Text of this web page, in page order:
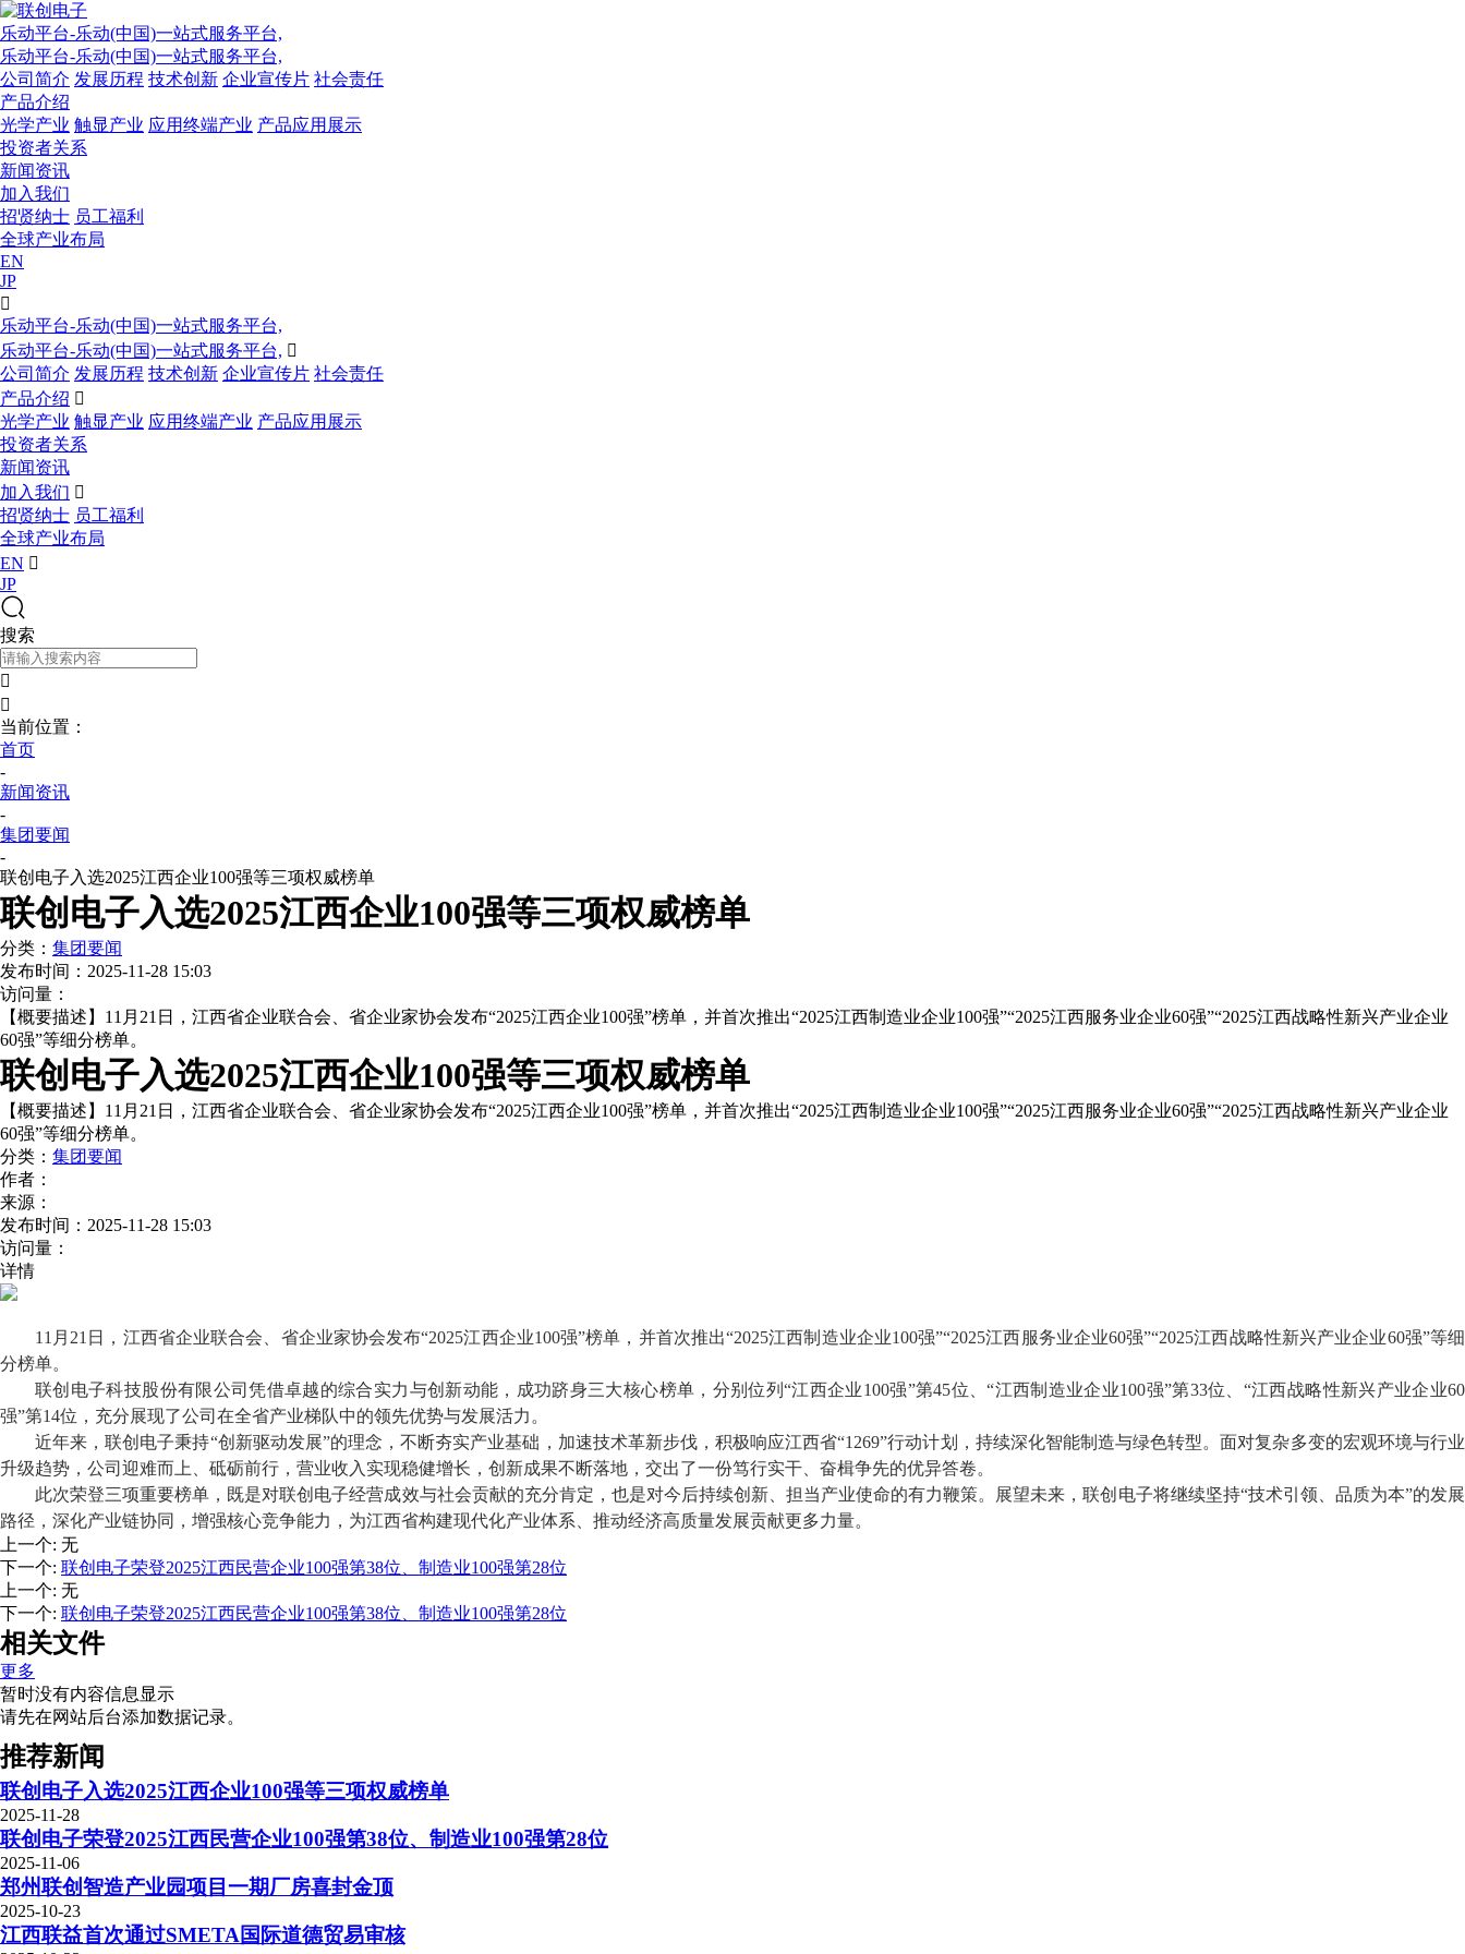
乐动平台-乐动(中国)一站式服务平台,
乐动平台-乐动(中国)一站式服务平台,
公司简介 发展历程 技术创新 企业宣传片 社会责任
产品介绍
光学产业 触显产业 应用终端产业 产品应用展示
投资者关系
新闻资讯
加入我们
招贤纳士 员工福利
全球产业布局
EN
JP

乐动平台-乐动(中国)一站式服务平台,
乐动平台-乐动(中国)一站式服务平台, 
公司简介 发展历程 技术创新 企业宣传片 社会责任
产品介绍 
光学产业 触显产业 应用终端产业 产品应用展示
投资者关系
新闻资讯
加入我们 
招贤纳士 员工福利
全球产业布局
EN 
JP
搜索


当前位置：
首页
-
新闻资讯
-
集团要闻
-
联创电子入选2025江西企业100强等三项权威榜单
联创电子入选2025江西企业100强等三项权威榜单
分类： 集团要闻
发布时间： 2025-11-28 15:03
访问量：
【概要描述】 11月21日，江西省企业联合会、省企业家协会发布“2025江西企业100强”榜单，并首次推出“2025江西制造业企业100强”“2025江西服务业企业60强”“2025江西战略性新兴产业企业
60强”等细分榜单。
联创电子入选2025江西企业100强等三项权威榜单
【概要描述】 11月21日，江西省企业联合会、省企业家协会发布“2025江西企业100强”榜单，并首次推出“2025江西制造业企业100强”“2025江西服务业企业60强”“2025江西战略性新兴产业企业
60强”等细分榜单。
分类： 集团要闻
作者：
来源：
发布时间： 2025-11-28 15:03
访问量：
详情
11月21日， 江西省企业联合会、省企业家协会发布“2025江西企业100强”榜单，并首次推出“2025江西制造业企业100强”“2025江西服务业企业60强”“2025江西战略性新兴产业企业60强”等细
分榜单。
联创电子科技股份有限公司凭借卓越的综合实力与创新动能，成功跻身三大核心榜单，分别位列“江西企业100强”第45位、“江西制造业企业100强”第33位、“江西战略性新兴产业企业60
强”第14位，充分展现了公司 在全省产业梯队中的领先优势与发展活力。
近年来，联创电子秉持“创新驱动发展”的理念，不断夯实产业基础，加速技术革新步伐，积极响应江西省“1269”行动计划，持续深化智能制造与绿色转型。面对复杂多变的宏观环境与行业
升级趋势，公司迎难而上、砥砺前行，营业收入实现稳健增长，创新成果不断落地，交出了一份笃行实干、奋楫争先的优异答卷。
此次荣登三项重要榜单，既是对联创电子经营成效与社会贡献的充分肯定，也是对今后持续创新、担当产业使命的有力鞭策。展望未来，联创电子将继续坚持“技术引领、品质为本”的发展
路径，深化产业链协同，增强核心竞争能力，为江西省构建现代化产业体系、推动经济高质量发展贡献更多力量。
上一个: 无
下一个: 联创电子荣登2025江西民营企业100强第38位、制造业100强第28位
上一个: 无
下一个: 联创电子荣登2025江西民营企业100强第38位、制造业100强第28位
相关文件
更多
暂时没有内容信息显示
请先在网站后台添加数据记录。
推荐新闻
联创电子入选2025江西企业100强等三项权威榜单
2025-11-28
联创电子荣登2025江西民营企业100强第38位、制造业100强第28位
2025-11-06
郑州联创智造产业园项目一期厂房喜封金顶
2025-10-23
江西联益首次通过SMETA国际道德贸易审核